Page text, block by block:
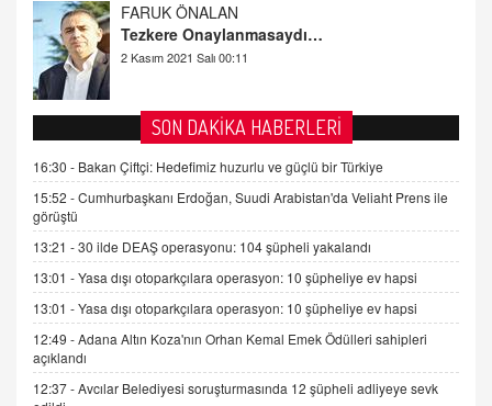
AV. DOĞAN CAN DOĞAN
Kişisel verilerin korunması ve dijital hukukun
gelişimi
SEHER EREK
Kış Ayları Geldi, Hangi Önlemler Alınmalı?
9.12.2025 10:11
İNCİ GÜL AKÖL
Trump Keşke Adana'yı da Ziyaret Etse...
06.07.2026 13:00
ADEM AKÖL
Sednaya
SON DAKİKA HABERLERİ
16:30 - Bakan Çiftçi: Hedefimiz huzurlu ve güçlü bir Türkiye
15:52 -Cumhurbaşkanı Erdoğan, Suudi Arabistan'da Veliaht Prens ile
görüştü
13:21 -30 ilde DEAŞ operasyonu: 104 şüpheli yakalandı
13:01 -Yasa dışı otoparkçılara operasyon: 10 şüpheliye ev hapsi
13:01 -Yasa dışı otoparkçılara operasyon: 10 şüpheliye ev hapsi
12:49 -Adana Altın Koza'nın Orhan Kemal Emek Ödülleri sahipleri
açıklandı
12:37 -Avcılar Belediyesi soruşturmasında 12 şüpheli adliyeye sevk